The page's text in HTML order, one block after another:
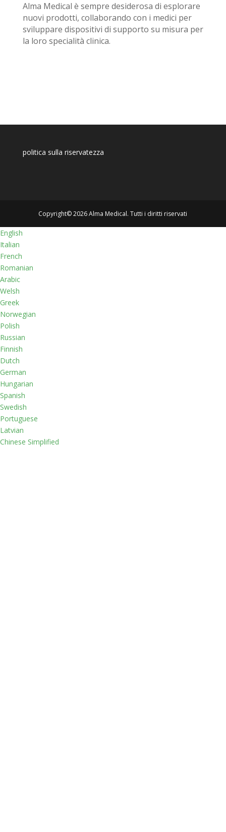
Alma Medical è sempre desiderosa di esplorare
nuovi prodotti, collaborando con i medici per
sviluppare dispositivi di supporto su misura per
la loro specialità clinica.
politica sulla riservatezza
Copyright© 2026 Alma Medical. Tutti i diritti riservati
English
Italian
French
Romanian
Arabic
Welsh
Greek
Norwegian
Polish
Russian
Finnish
Dutch
German
Hungarian
Spanish
Swedish
Portuguese
Latvian
Chinese Simplified